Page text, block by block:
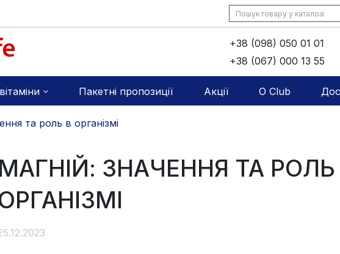
+38 (098) 050 01 01
+38 (067) 000 13 55
Пакетні пропозиції Акції O Club
та роль в організмі
МАГНІЙ: ЗНАЧЕННЯ ТА РОЛЬ